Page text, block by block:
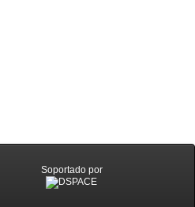
Soportado por